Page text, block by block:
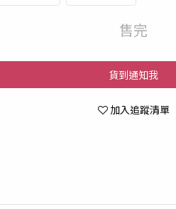
售完
貨到通知我
加入追蹤清單